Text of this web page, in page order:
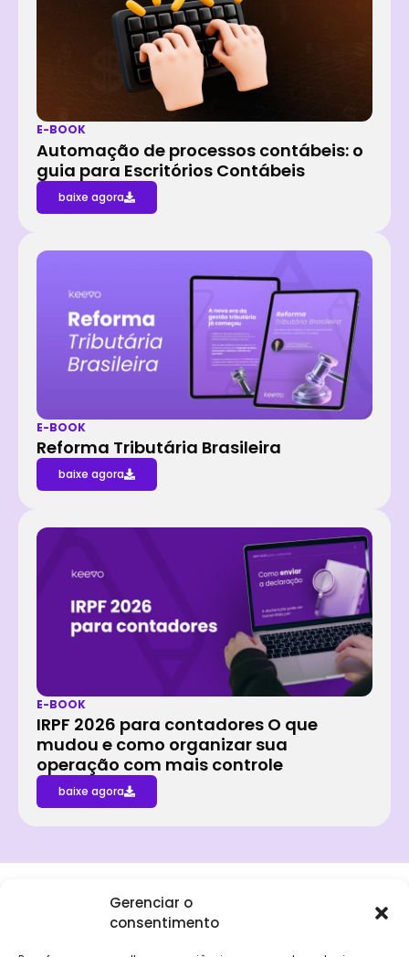
Gerenciar o
consentimento
E-BOOK
Automação de processos contábeis: o
guia para Escritórios Contábeis
baixe agora
E-BOOK
Reforma Tributária Brasileira
baixe agora
E-BOOK
IRPF 2026 para contadores O que
mudou e como organizar sua
operação com mais controle
baixe agora
InstitucionalClientes
Contábeis